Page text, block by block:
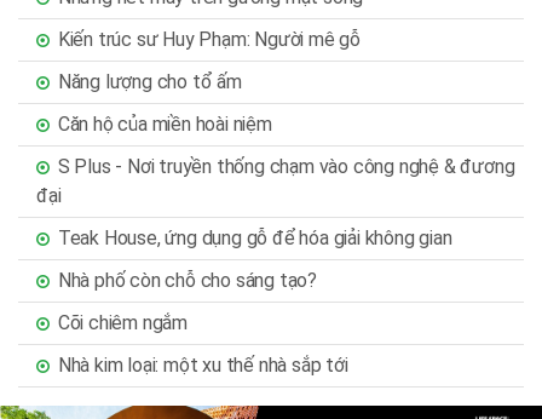
Kiến trúc sư Huy Phạm: Người mê gỗ
Năng lượng cho tổ ấm
Căn hộ của miền hoài niệm
S Plus - Nơi truyền thống chạm vào công nghệ & đương
đại
Teak House, ứng dụng gỗ để hóa giải không gian
Nhà phố còn chỗ cho sáng tạo?
Cõi chiêm ngắm
Nhà kim loại: một xu thế nhà sắp tới